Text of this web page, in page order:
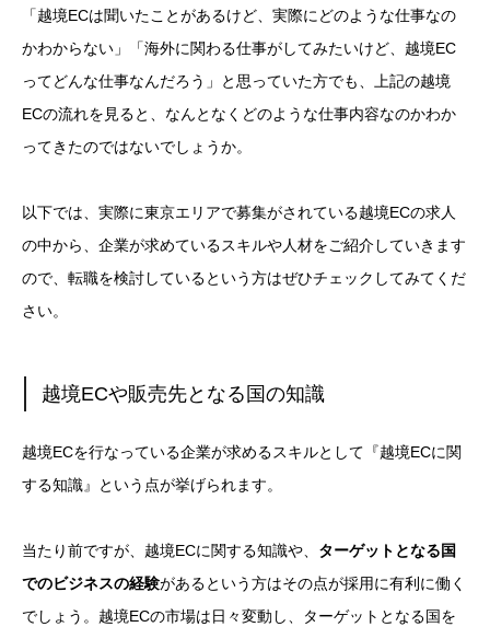
「越境ECは聞いたことがあるけど、実際にどのような仕事なの
かわからない」「海外に関わる仕事がしてみたいけど、越境EC
ってどんな仕事なんだろう」と思っていた方でも、上記の越境
ECの流れを見ると、なんとなくどのような仕事内容なのかわか
ってきたのではないでしょうか。
以下では、実際に東京エリアで募集がされている越境ECの求人
の中から、企業が求めているスキルや人材をご紹介していきます
ので、転職を検討しているという方はぜひチェックしてみてくだ
さい。
越境ECや販売先となる国の知識
越境ECを行なっている企業が求めるスキルとして『越境ECに関
する知識』という点が挙げられます。
当たり前ですが、越境ECに関する知識や、 ターゲットとなる国
でのビジネスの経験があるという方はその点が採用に有利に働く
でしょう。越境ECの市場は日々変動し、ターゲットとなる国を